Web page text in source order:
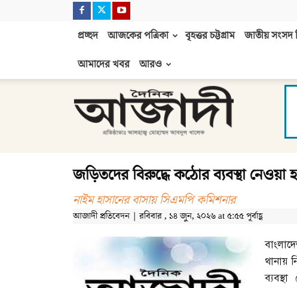
প্রচ্ছদ আজকের পত্রিকা বৃহত্তর চট্টগ্রাম জাতীয় সংসদ
আমাদের খবর
আরও
আজাদী
জড়িতদের বিরুদ্ধে কঠোর ব্যবস্থা নেওয়া
নাইম হাসানের বাসায় সিএমপি কমিশনার
আজাদী প্রতিবেদন | রবিবার , ১৪ জুন, ২০২৬ at ৫:৫৫ পূর্বাহ্ণ
থানায়